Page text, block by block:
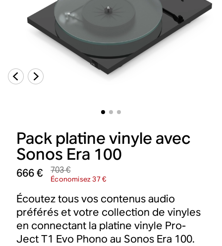
Pack platine vinyle avec
Sonos Era 100
666 € 703 €
Économisez 37 €
Écoutez tous vos contenus audio
préférés et votre collection de vinyles
en connectant la platine vinyle Pro-
Ject T1 Evo Phono au Sonos Era 100.